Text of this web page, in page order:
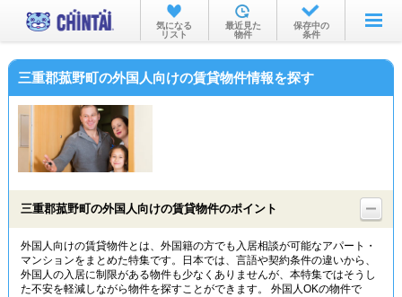
お部屋を探す
沿線・駅から
物件特集から
TOP
気になる
リスト
最近見た
物件
保存中の
条件
三重郡菰野町の外国人向けの賃貸物件情報を探す
三重郡菰野町の外国人向けの賃貸物件のポイント
外国人向けの賃貸物件とは、外国籍の方でも入居相談が可能なアパート・
マンションをまとめた特集です。日本では、言語や契約条件の違いから、
外国人の入居に制限がある物件も少なくありませんが、本特集ではそうし
た不安を軽減しながら物件を探すことができます。 外国人OKの物件で